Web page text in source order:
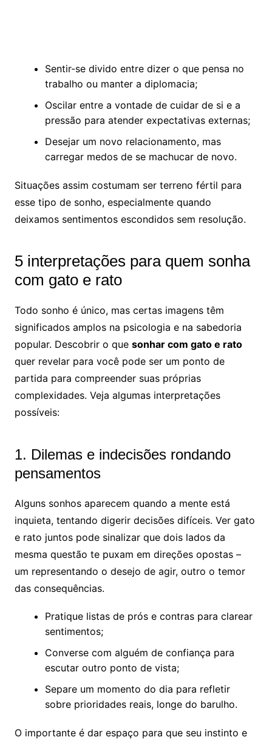
Sentir-se divido entre dizer o que pensa no
trabalho ou manter a diplomacia;
Oscilar entre a vontade de cuidar de si e a
pressão para atender expectativas externas;
Desejar um novo relacionamento, mas
carregar medos de se machucar de novo.
Situações assim costumam ser terreno fértil para
esse tipo de sonho, especialmente quando
deixamos sentimentos escondidos sem resolução.
5 interpretações para quem sonha
com gato e rato
Todo sonho é único, mas certas imagens têm
significados amplos na psicologia e na sabedoria
popular. Descobrir o que sonhar com gato e rato
quer revelar para você pode ser um ponto de
partida para compreender suas próprias
complexidades. Veja algumas interpretações
possíveis:
1. Dilemas e indecisões rondando
pensamentos
Alguns sonhos aparecem quando a mente está
inquieta, tentando digerir decisões difíceis. Ver gato
e rato juntos pode sinalizar que dois lados da
mesma questão te puxam em direções opostas –
um representando o desejo de agir, outro o temor
das consequências.
Pratique listas de prós e contras para clarear
sentimentos;
Converse com alguém de confiança para
escutar outro ponto de vista;
Separe um momento do dia para refletir
sobre prioridades reais, longe do barulho.
O importante é dar espaço para que seu instinto e